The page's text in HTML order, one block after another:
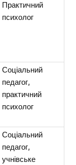
Практичний
психолог
Соціальний
педагог,
практичний
психолог
Соціальний
педагог,
учнівське